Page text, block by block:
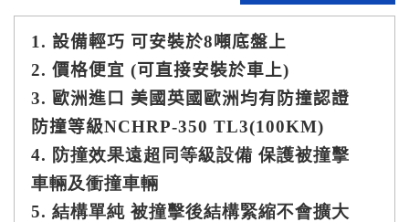
1. 設備輕巧 可安裝於8噸底盤上
2. 價格便宜 (可直接安裝於車上)
3. 歐洲進口 美國英國歐洲均有防撞認證
防撞等級NCHRP-350 TL3(100KM)
4. 防撞效果遠超同等級設備 保護被撞擊
車輛及衝撞車輛
5. 結構單純 被撞擊後結構緊縮不會擴大